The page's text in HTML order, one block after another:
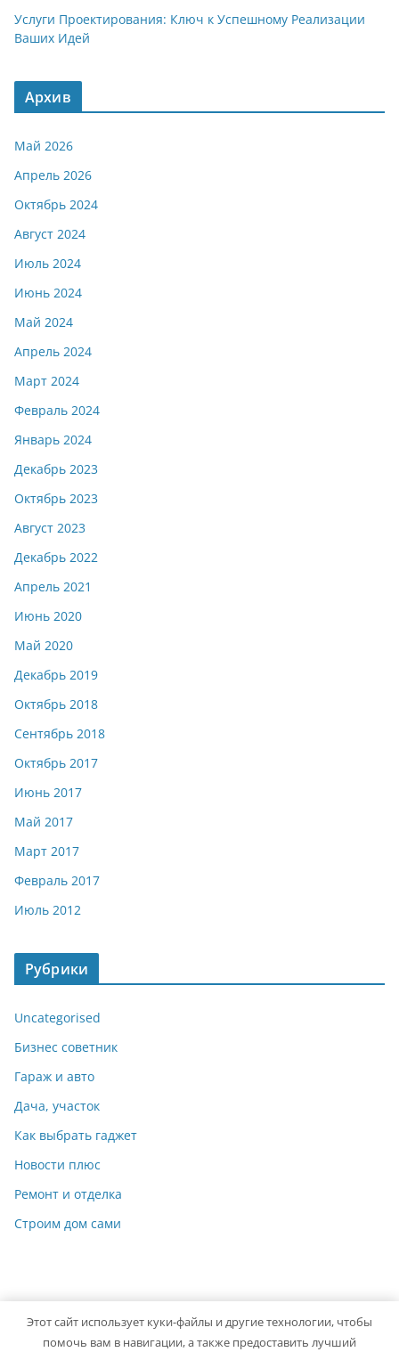
Услуги Проектирования: Ключ к Успешному Реализации
Ваших Идей
Архив
Май 2026
Апрель 2026
Октябрь 2024
Август 2024
Июль 2024
Июнь 2024
Май 2024
Апрель 2024
Март 2024
Февраль 2024
Январь 2024
Декабрь 2023
Октябрь 2023
Август 2023
Декабрь 2022
Апрель 2021
Июнь 2020
Май 2020
Декабрь 2019
Октябрь 2018
Сентябрь 2018
Октябрь 2017
Июнь 2017
Май 2017
Март 2017
Февраль 2017
Июль 2012
Рубрики
Uncategorised
Бизнес советник
Гараж и авто
Дача, участок
Как выбрать гаджет
Новости плюс
Ремонт и отделка
Строим дом сами
Copyright © 2026 Мастер на Все Руки. Powered byColorMag
Этот сайт использует куки-файлы и другие технологии, чтобы
помочь вам в навигации, а также предоставить лучший